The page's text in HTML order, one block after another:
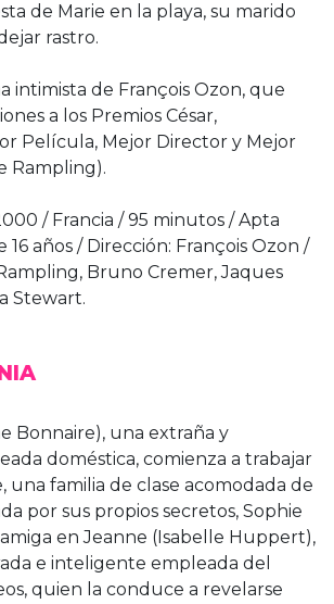
de Marie en la playa, su marido
rastro.
intimista de François Ozon, que
a los Premios César,
Película, Mejor Director y Mejor
Rampling).
/ Francia / 95 minutos / Apta
16 años / Dirección: François Ozon /
Bruno Cremer, Jaques
Stewart.
Bonnaire), una extraña y
doméstica, comienza a trabajar
una familia de clase acomodada de
por sus propios secretos, Sophie
en Jeanne (Isabelle Huppert),
e inteligente empleada del
quien la conduce a revelarse